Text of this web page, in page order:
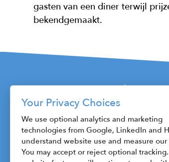
gasten van een diner terwijl
bekendgemaakt.
115 W. Fayette Street
Syracuse, NY 13202
Phone: 315.470.1800
Fax: 315.471.8545
Your Privacy Choices
We use optional analytics and marketing
technologies from Google, LinkedIn and
understand website use and measure our
You may accept or reject optional